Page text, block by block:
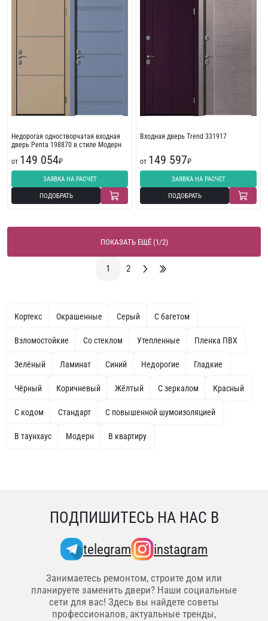
Недорогая одностворчатая входная
дверь Penta 198870 в стиле Модерн
от 149 054₽
ЗАЯВКА НА РАСЧЕТ
ПОДОБРАТЬ
Входная дверь Trend 331917
от 149 597₽
ЗАЯВКА НА РАСЧЕТ
ПОДОБРАТЬ
ПОКАЗАТЬ ЕЩЁ (1/2)
1 2
Кортекс Окрашенные Серый С багетом
Взломостойкие Со стеклом Утепленные Пленка ПВХ
Зелёный Ламинат Синий Недорогие Гладкие
Чёрный Коричневый Жёлтый С зеркалом Красный
С кодом Стандарт С повышенной шумоизоляцией
В таунхаус Модерн В квартиру
ПОДПИШИТЕСЬ НА НАС В
telegram instagram
Занимаетесь ремонтом, строите дом или
планируете заменить двери? Наши социальные
сети для вас! Здесь вы найдете советы
профессионалов, актуальные тренды,